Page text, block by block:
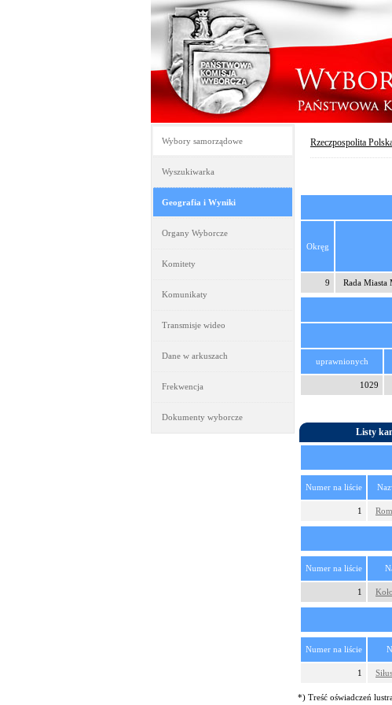
Wybory samorządowe
Wyszukiwarka
Geografia i Wyniki
Organy Wyborcze
Komitety
Komunikaty
Transmisje wideo
Dane w arkuszach
Frekwencja
Dokumenty wyborcze
Rzeczpospolita
Okręg
9 Rada Miasta
uprawnionych
1029
Listy
Numer na liście
1
Numer na liście
1
Numer na liście
1
*) Treść oświadczeń